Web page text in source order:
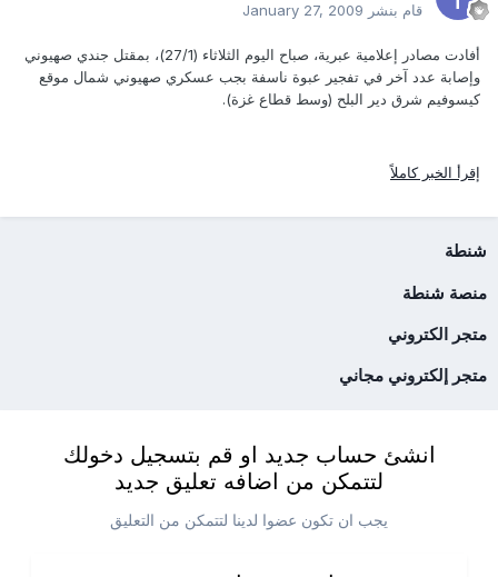
قام بنشر January 27, 2009
أفادت مصادر إعلامية عبرية، صباح اليوم الثلاثاء (27/1)، بمقتل جندي صهيوني
وإصابة عدد آخر في تفجير عبوة ناسفة بجب عسكري صهيوني شمال موقع
كيسوفيم شرق دير البلح (وسط قطاع غزة).
إقرأ الخبر كاملاً
شنطة
منصة شنطة
متجر الكتروني
متجر إلكتروني مجاني
انشئ حساب جديد او قم بتسجيل دخولك
لتتمكن من اضافه تعليق جديد
يجب ان تكون عضوا لدينا لتتمكن من التعليق